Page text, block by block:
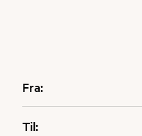
Fra:
Til: